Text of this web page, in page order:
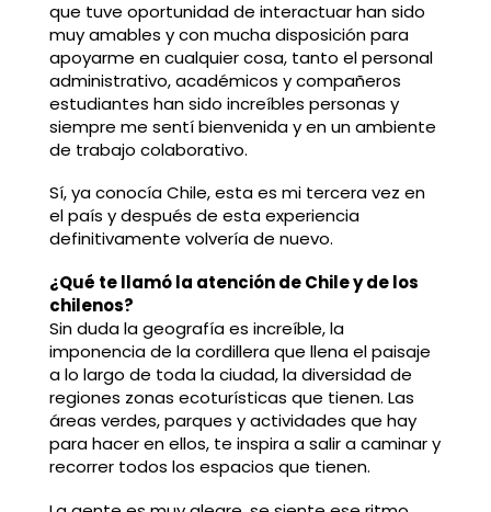
que tuve oportunidad de interactuar han sido
muy amables y con mucha disposición para
apoyarme en cualquier cosa, tanto el personal
administrativo, académicos y compañeros
estudiantes han sido increíbles personas y
siempre me sentí bienvenida y en un ambiente
de trabajo colaborativo.
Sí, ya conocía Chile, esta es mi tercera vez en
el país y después de esta experiencia
definitivamente volvería de nuevo.
¿Qué te llamó la atención de Chile y de los
chilenos?
Sin duda la geografía es increíble, la
imponencia de la cordillera que llena el paisaje
a lo largo de toda la ciudad, la diversidad de
regiones zonas ecoturísticas que tienen. Las
áreas verdes, parques y actividades que hay
para hacer en ellos, te inspira a salir a caminar y
recorrer todos los espacios que tienen.